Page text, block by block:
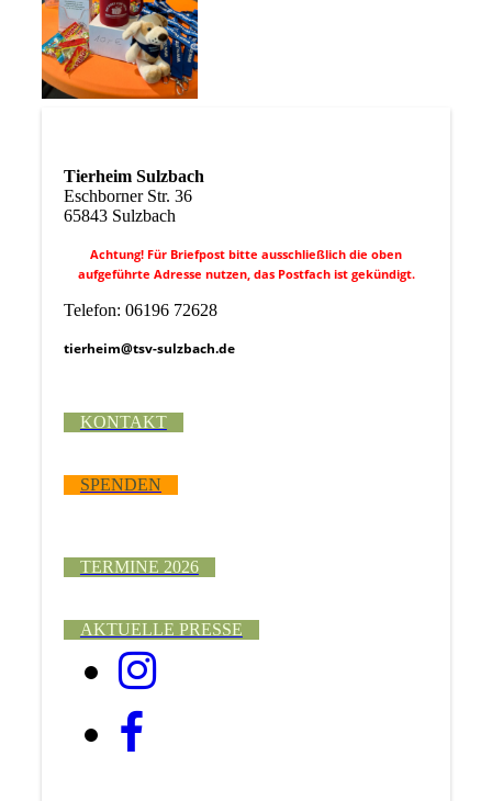
Tierheim Sulzbach
Eschborner Str. 36
65843 Sulzbach
Achtung! Für Briefpost bitte ausschließlich die oben
aufgeführte Adresse nutzen, das Postfach ist gekündigt.
Telefon: 06196 72628
tierheim@tsv-sulzbach.de
KONTAKT
SPENDEN
TERMINE 2026
AKTUELLE PRESSE